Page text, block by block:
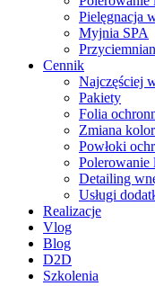
Pielęgnacja
Myjnia SPA
Cennik
Najczęściej
Pakiety
Folia
Zmiana
Powłoki
Polerowanie
Detailing
Usługi
Realizacje
Vlog
Blog
D2D
Szkolenia